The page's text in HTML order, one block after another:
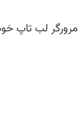
مرورگر لب تاپ